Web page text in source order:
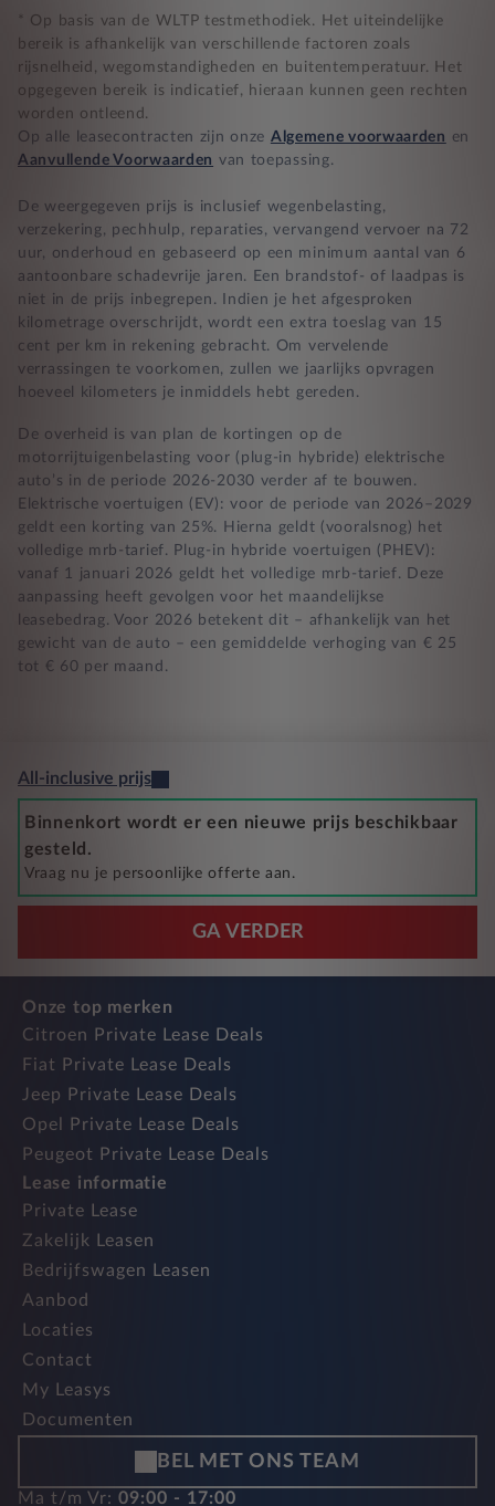
Nooit te hoge financiële lasten
BB 14 dagen bedenktijd
Zekerheid bij klachten
* Op basis van de WLTP testmethodiek. Het uiteindelijke
bereik is afhankelijk van verschillende factoren zoals
rijsnelheid, wegomstandigheden en buitentemperatuur. Het
opgegeven bereik is indicatief, hieraan kunnen geen rechten
worden ontleend.
Op alle leasecontracten zijn onze Algemene voorwaarden en
Aanvullende Voorwaarden van toepassing.
De weergegeven prijs is inclusief wegenbelasting,
verzekering, pechhulp, reparaties, vervangend vervoer na 72
uur, onderhoud en gebaseerd op een minimum aantal van 6
aantoonbare schadevrije jaren. Een brandstof- of laadpas is
niet in de prijs inbegrepen. Indien je het afgesproken
kilometrage overschrijdt, wordt een extra toeslag van 15
cent per km in rekening gebracht. Om vervelende
verrassingen te voorkomen, zullen we jaarlijks opvragen
hoeveel kilometers je inmiddels hebt gereden.
De overheid is van plan de kortingen op de
motorrijtuigenbelasting voor (plug-in hybride) elektrische
auto’s in de periode 2026-2030 verder af te bouwen.
Elektrische voertuigen (EV): voor de periode van 2026–2029
geldt een korting van 25%. Hierna geldt (vooralsnog) het
volledige mrb-tarief. Plug-in hybride voertuigen (PHEV):
vanaf 1 januari 2026 geldt het volledige mrb-tarief. Deze
aanpassing heeft gevolgen voor het maandelijkse
leasebedrag. Voor 2026 betekent dit – afhankelijk van het
gewicht van de auto – een gemiddelde verhoging van € 25
tot € 60 per maand.
All-inclusive prijs
Binnenkort wordt er een nieuwe prijs beschikbaar
gesteld.
Vraag nu je persoonlijke offerte aan.
GA VERDER
Onze top merken
Citroen Private Lease Deals
Fiat Private Lease Deals
Jeep Private Lease Deals
Opel Private Lease Deals
Peugeot Private Lease Deals
Lease informatie
Private Lease
Zakelijk Leasen
Bedrijfswagen Leasen
Aanbod
Locaties
Contact
My Leasys
Documenten
BEL MET ONS TEAM
Ma t/m Vr: 09:00 - 17:00